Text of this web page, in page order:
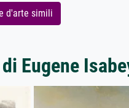
d'arte simili
Eugene